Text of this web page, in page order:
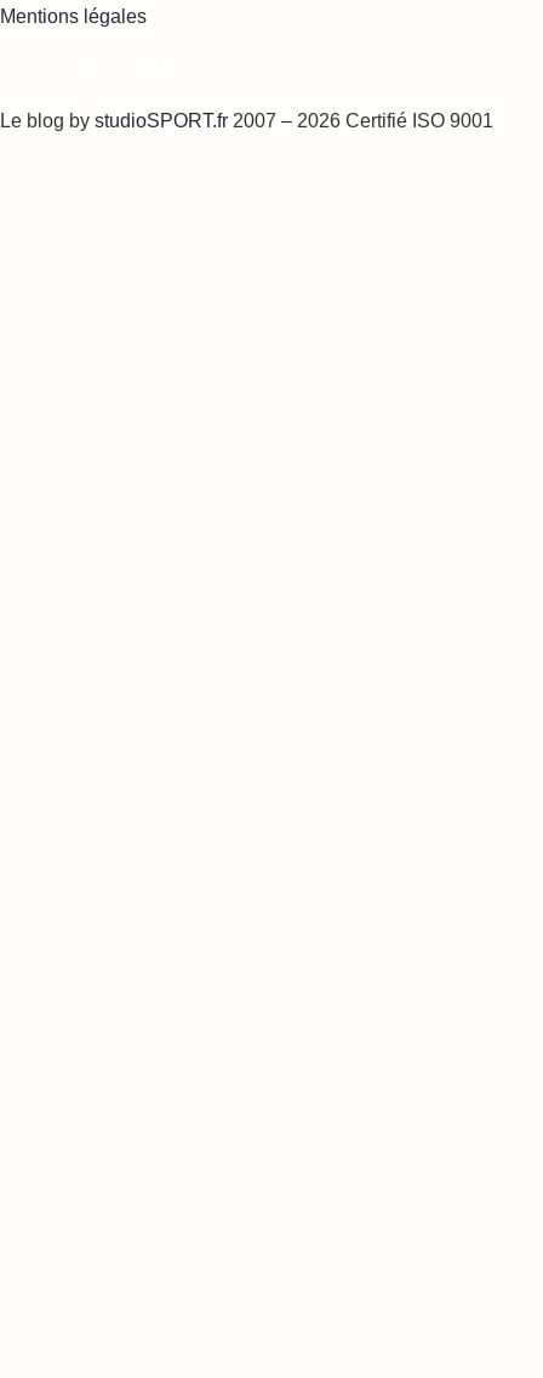
Mentions légales
Le blog by studioSPORT.fr 2007 – 2026 Certifié ISO 9001